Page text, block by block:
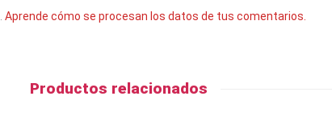
Aprende cómo se procesan los datos de tus comentarios.
Productos relacionados